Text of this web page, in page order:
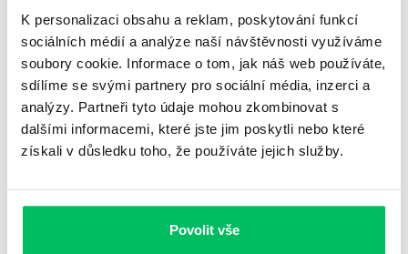
K personalizaci obsahu a reklam, poskytování funkcí
sociálních médií a analýze naší návštěvnosti využíváme
soubory cookie. Informace o tom, jak náš web používáte,
sdílíme se svými partnery pro sociální média, inzerci a
analýzy. Partneři tyto údaje mohou zkombinovat s
dalšími informacemi, které jste jim poskytli nebo které
získali v důsledku toho, že používáte jejich služby.
Povolit vše
pokles průměrných úrokových sazeb hypoték. Dle dat ČBA
Hypomonitoru úrokové sazby klesly z prosincových 4,8 % na
lednové 4,78 %. Pokud bychom se podívali na meziroční pokles
úrokových sazeb, zjistili bychom, že v porovnání s rokem
předchozím sazby klesly o 0,74 %. V průběhu ledna 2025 banky
a stavební spořitelny poskytly nové hypoteční úvěry v celkové
hodnotě 18,7 miliard korun, v porovnání s prosincem hypoteční
slabému sezónnímu začátku každého roku.